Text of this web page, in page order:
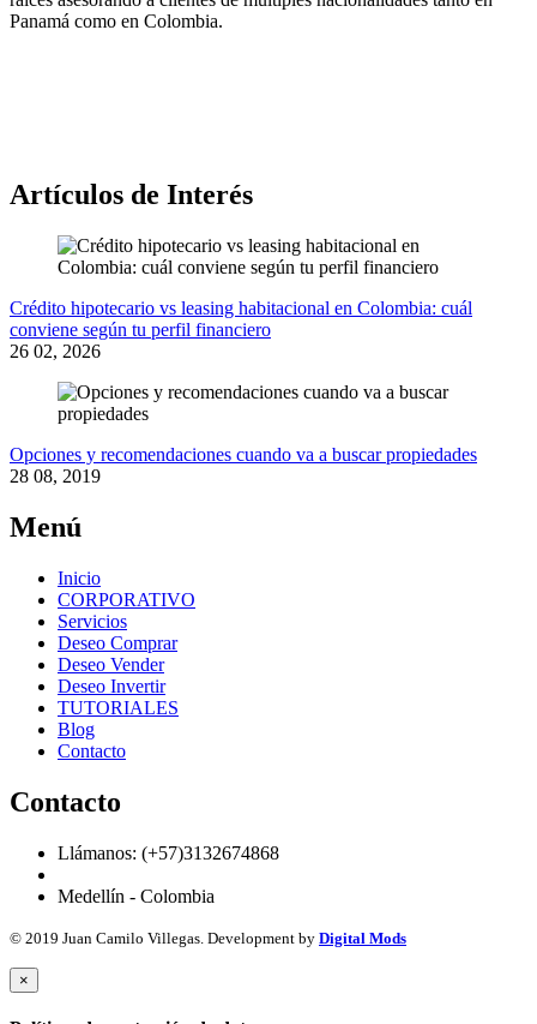
Panamá como en Colombia.
Artículos de Interés
Crédito hipotecario vs leasing habitacional en Colombia: cuál
conviene según tu perfil financiero
26 02, 2026
Opciones y recomendaciones cuando va a buscar propiedades
28 08, 2019
Menú
Inicio
CORPORATIVO
Servicios
Deseo Comprar
Deseo Vender
Deseo Invertir
TUTORIALES
Blog
Contacto
Contacto
Llámanos: (+57)3132674868
Medellín - Colombia
© 2019 Juan Camilo Villegas. Development by Digital Mods
×